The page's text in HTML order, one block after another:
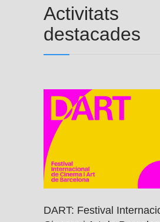
Activitats
destacades
DART: Festival